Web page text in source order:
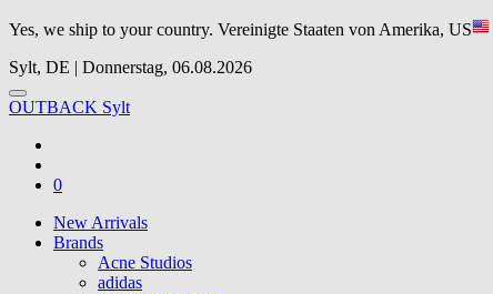
Yes, we ship to your country. Vereinigte Staaten von Amerika, US
Sylt, DE | Donnerstag, 06.08.2026
OUTBACK Sylt
0
New Arrivals
Brands
Acne Studios
adidas